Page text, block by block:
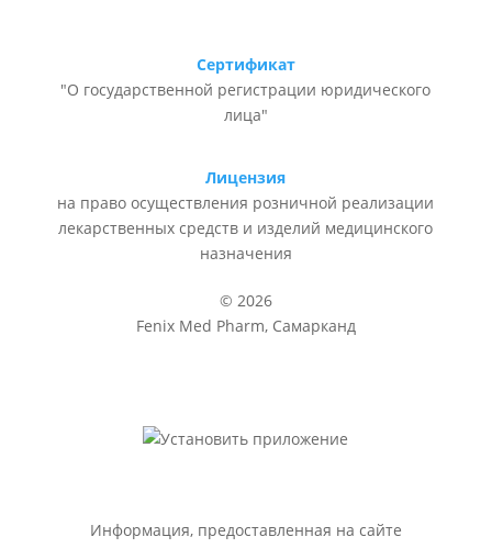
Сертификат
"О государственной регистрации юридического
лица"
Лицензия
на право осуществления розничной реализации
лекарственных средств и изделий медицинского
назначения
© 2026
Fenix Med Pharm, Самарканд
Информация, предоставленная на сайте